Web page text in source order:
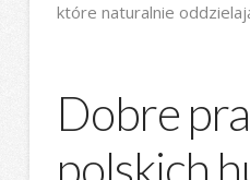
które naturalnie
Dobre
polskich